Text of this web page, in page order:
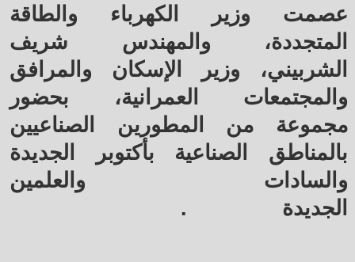
عصمت وزير الكهرباء والطاقة
المتجددة، والمهندس شريف
الشربيني، وزير الإسكان والمرافق
والمجتمعات العمرانية، بحضور
مجموعة من المطورين الصناعيين
بالمناطق الصناعية بأكتوبر الجديدة
والسادات والعلمين
الجديدة
.